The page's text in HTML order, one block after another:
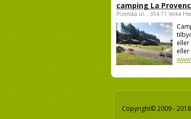
camping La
Plzeňská ul. , 354 71 Velká
eller
Copyright© 2009 -